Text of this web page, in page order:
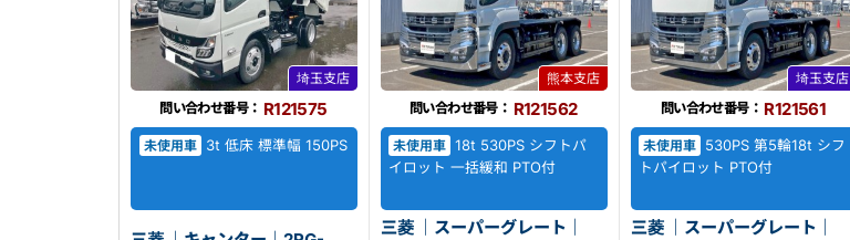
埼玉支店
問い合わせ番号： R121575
未使用車 3t 低床 標準幅 150PS
熊本支店
問い合わせ番号： R121562
未使用車 18t 530PS シフトパ
イロット 一括緩和 PTO付
三菱 ｜スーパーグレート｜
埼玉支店
問い合わせ番号： R121561
未使用車 530PS 第5輪18t シフ
トパイロット PTO付
三菱 ｜スーパーグレート｜